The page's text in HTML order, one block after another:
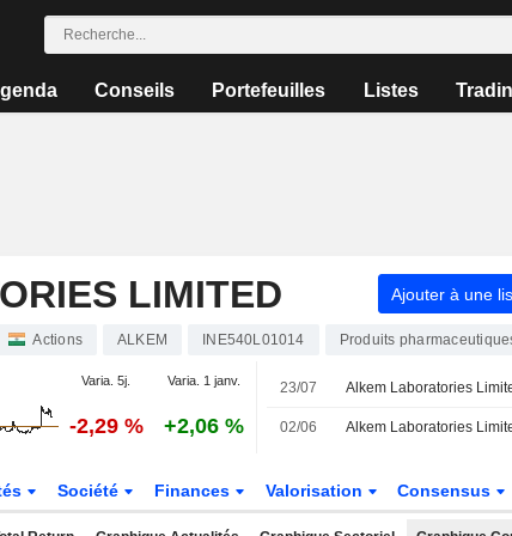
Conseils Portefeuilles Listes
LIMITED Ajouter à une
Actions ALKEM INE540L01014 Produits
Varia. 5j. Varia. 1 janv.
-2,29 % +2,06 %
23/07
02/06
Société Finances Valorisation Consensus